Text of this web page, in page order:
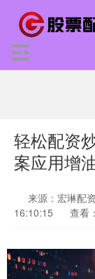
轻松配资
案应用增
来源：宏琳配资
16:10:15
查看